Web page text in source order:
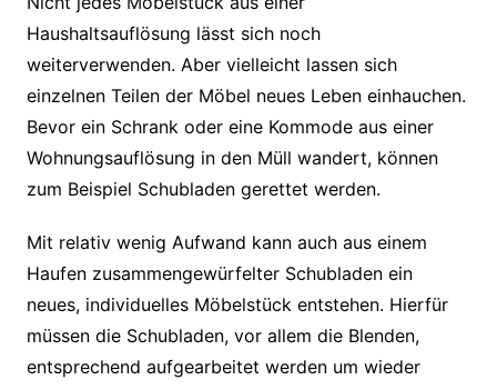
Haushaltsauflösung lässt sich noch
weiterverwenden. Aber vielleicht lassen sich
einzelnen Teilen der Möbel neues Leben einhauchen.
Bevor ein Schrank oder eine Kommode aus einer
Wohnungsauflösung in den Müll wandert, können
zum Beispiel Schubladen gerettet werden.
Mit relativ wenig Aufwand kann auch aus einem
Haufen zusammengewürfelter Schubladen ein
neues, individuelles Möbelstück entstehen. Hierfür
müssen die Schubladen, vor allem die Blenden,
entsprechend aufgearbeitet werden um wieder